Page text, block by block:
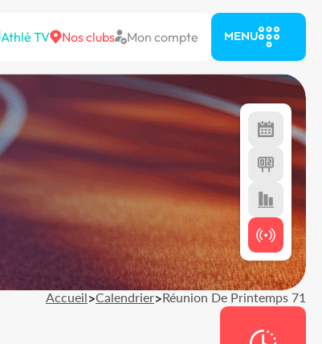
Athlé TV Nos clubs Mon compte MENU
Accueil>Calendrier>Réunion De Printemps 71